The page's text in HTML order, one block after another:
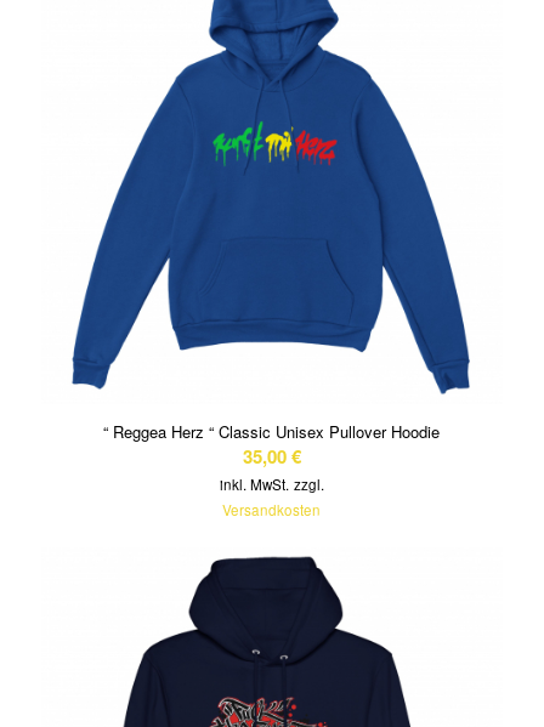
“ Reggea Herz “ Classic Unisex Pullover Hoodie
35,00€
inkl. MwSt. zzgl.
Versandkosten